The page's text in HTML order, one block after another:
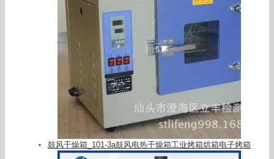
鼓风干燥箱_101-3a鼓风电热干燥箱工业烤箱烘箱电子烤箱